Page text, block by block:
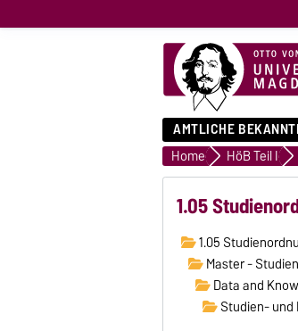
AMTLICHE
Home HöB Teil I
1.05
1.05
Master -
Data and
Studien- und